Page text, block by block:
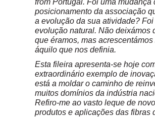
from Portugal. Foi uma mudança
posicionamento da associação
a evolução da sua atividade? Foi
evolução natural. Não deixámos
que éramos, mas acrescentámos
áquilo que nos definia.
Esta fileira apresenta-se hoje
extraordinário exemplo de
está a moldar o caminho de
muitos domínios da indústria
Refiro-me ao vasto leque de
produtos e aplicações das fibras